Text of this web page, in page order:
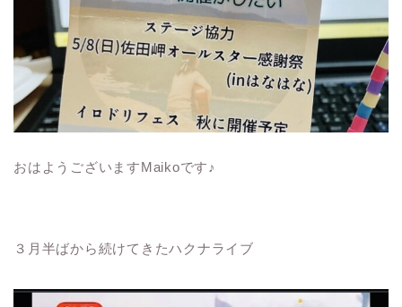
おはようございますMaikoです♪
３月半ばから続けてきたハクナライブ